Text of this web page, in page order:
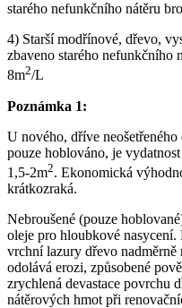
starého nefunkčního nátěru
4) Starší modřínové, dřevo,
zbaveno starého nefunkčního
8m2/L
Poznámka 1:
U nového, dříve
pouze hoblováno, je
1,5-2m2. Ekonomická
krátkozraká.
Nebroušené (pouze
oleje pro hloubkové nasycení.
vrchní lazury dřevo
odolává erozi, způsobené
zrychlená devastace povrchu
nátěrových hmot při